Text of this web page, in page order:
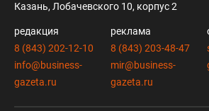
Казань, Лобачевского 10, корпус 2
редакция
8 (843) 202-12-10
info@business-
gazeta.ru
реклама
8 (843) 203-48-47
mir@business-
gazeta.ru